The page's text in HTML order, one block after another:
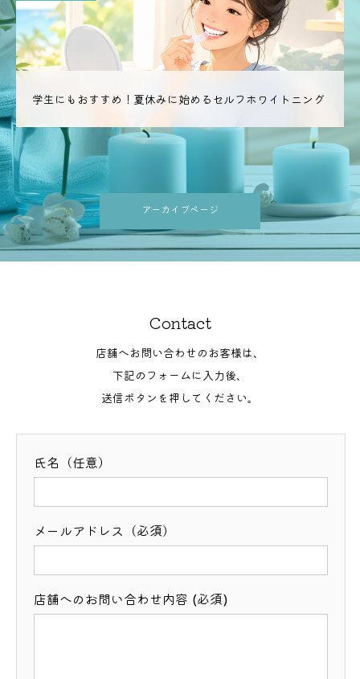
学生にもおすすめ！夏休みに始めるセルフホワイトニング
アーカイブページ
Contact
店舗へお問い合わせのお客様は、
下記のフォームに入力後、
送信ボタンを押してください。
氏名（任意）
メールアドレス（必須）
店舗へのお問い合わせ内容 (必須)